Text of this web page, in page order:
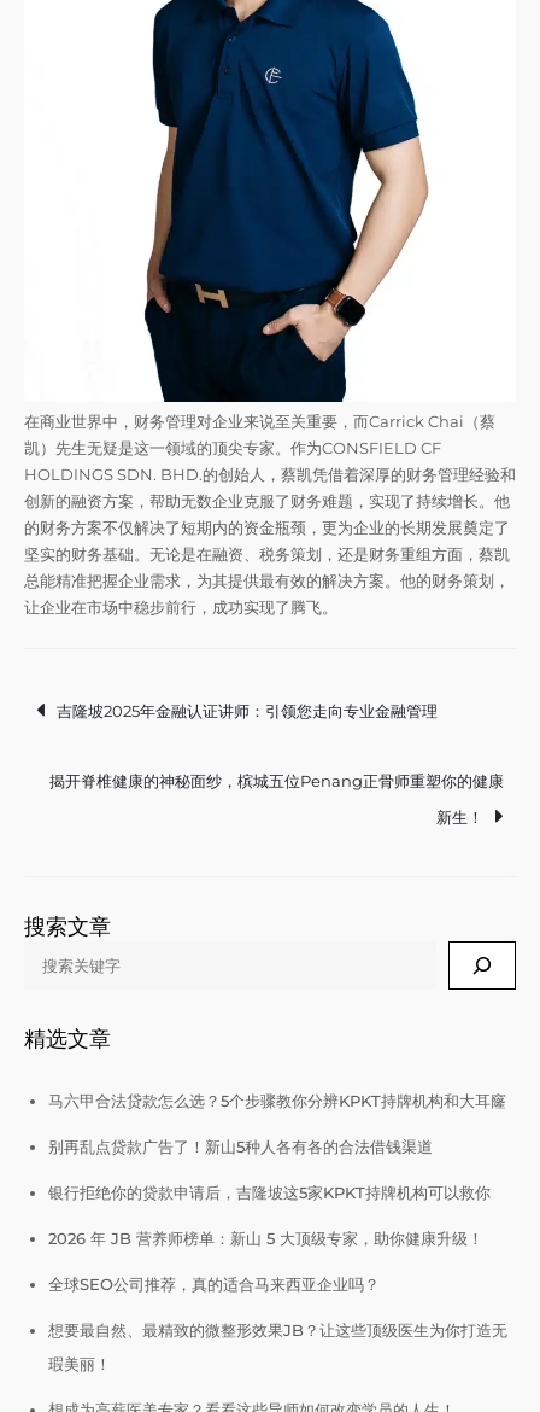
在商业世界中，财务管理对企业来说至关重要，而Carrick Chai（蔡
凯）先生无疑是这一领域的顶尖专家。作为CONSFIELD CF
HOLDINGS SDN. BHD.的创始人，蔡凯凭借着深厚的财务管理经验和
创新的融资方案，帮助无数企业克服了财务难题，实现了持续增长。他
的财务方案不仅解决了短期内的资金瓶颈，更为企业的长期发展奠定了
坚实的财务基础。无论是在融资、税务策划，还是财务重组方面，蔡凯
总能精准把握企业需求，为其提供最有效的解决方案。他的财务策划，
让企业在市场中稳步前行，成功实现了腾飞。
Post
navigation
吉隆坡2025年金融认证讲师：引领您走向专业金融管理
揭开脊椎健康的神秘面纱，槟城五位Penang正骨师重塑你的健康
新生！
搜索文章
Search
精选文章
马六甲合法贷款怎么选？5个步骤教你分辨KPKT持牌机构和大耳窿
别再乱点贷款广告了！新山5种人各有各的合法借钱渠道
银行拒绝你的贷款申请后，吉隆坡这5家KPKT持牌机构可以救你
2026 年 JB 营养师榜单：新山 5 大顶级专家，助你健康升级！
全球SEO公司推荐，真的适合马来西亚企业吗？
想要最自然、最精致的微整形效果JB？让这些顶级医生为你打造无
瑕美丽！